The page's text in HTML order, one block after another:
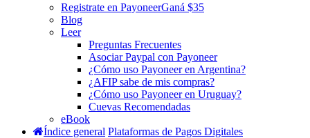
Registrate en PayoneerGaná $35
Blog
Leer
Preguntas Frecuentes
Asociar Paypal con Payoneer
¿Cómo uso Payoneer en Argentina?
¿AFIP sabe de mis compras?
¿Cómo uso Payoneer en Uruguay?
Cuevas Recomendadas
eBook
Índice general Plataformas de Pagos Digitales